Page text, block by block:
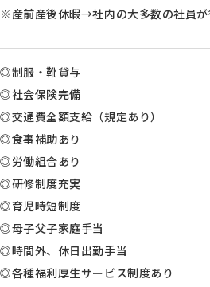
※産前産後休暇→社内の大多数の社員が
◎制服・靴貸与
◎社会保険完備
◎交通費全額支給（規定あり）
◎食事補助あり
◎労働組合あり
◎研修制度充実
◎育児時短制度
◎母子父子家庭手当
◎時間外、休日出勤手当
◎各種福利厚生サービス制度あり